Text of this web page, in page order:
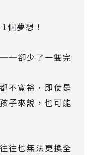
個夢想！
──卻少了一雙完
不寬裕，即使是
子來說，也可能
往也無法更換全